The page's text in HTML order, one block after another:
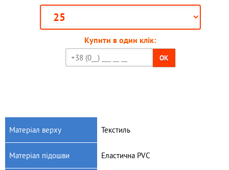
Купити в один клік:
OK
Матеріал верху Текстиль
Матеріал підошви Еластична PVC